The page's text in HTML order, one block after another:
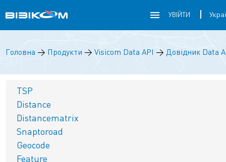
УВІЙТИ
Головна → Продукти → Visicom Data API → Довідник Data
TSP
Distance
Distancematrix
Snaptoroad
Geocode
Feature